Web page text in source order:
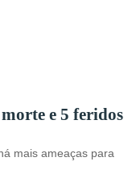
e 5 feridos
mais ameaças para